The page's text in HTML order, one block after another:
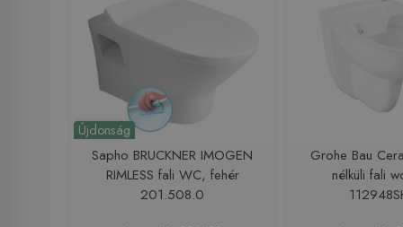
Újdonság
Sapho BRUCKNER IMOGEN
RIMLESS fali WC, fehér
201.508.0
Grohe Bau
nélküli fali